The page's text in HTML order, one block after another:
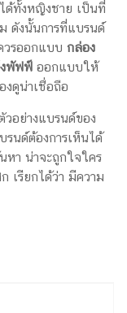
ด้ทั้งหญิงชาย เป็นที่
ดังนั้นการที่แบรนด์
วรออกแบบกล่อง
พัฟฟ์ออกแบบให้
งดูน่าเชื่อถือ
วอย่างแบรนด์ของ
นด์ต้องการเห็นได้
หา น่าจะถูกใจใคร
เรียกได้ว่า มีความ